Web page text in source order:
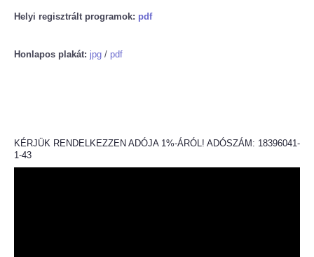
Helyi regisztrált programok: pdf
Honlapos plakát: jpg / pdf
KÉRJÜK RENDELKEZZEN ADÓJA 1%-ÁRÓL! ADÓSZÁM: 18396041-
1-43